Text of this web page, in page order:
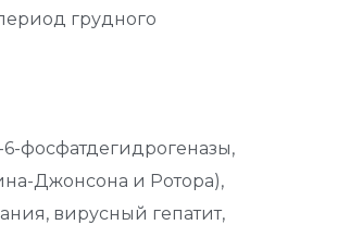
грудного
фосфатдегидрогеназы,
Джонсона и Ротора),
вирусный гепатит,